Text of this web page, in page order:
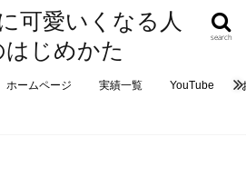
可愛いくなる人
はじめかた
search
ホームページ 実績一覧 YouTube